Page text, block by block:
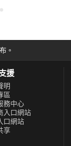
。
援
明
區
務中心
入口網站
口網站
享